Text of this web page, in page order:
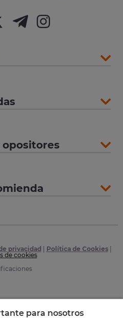
privacidad Política de Cookies|
de cookies
para nosotros